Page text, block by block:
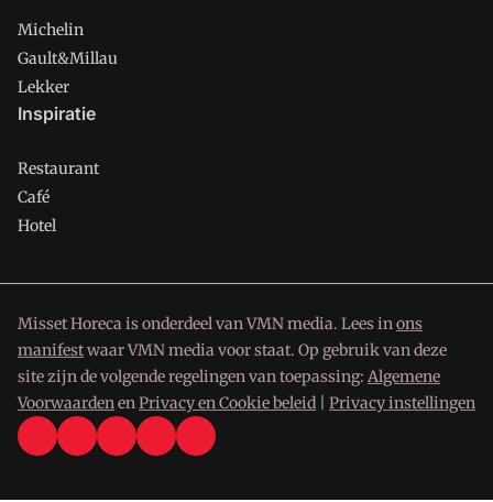
Michelin
Gault&Millau
Lekker
Inspiratie
Restaurant
Café
Hotel
Misset Horeca is onderdeel van VMN media. Lees inons
manifestwaar VMN media voor staat. Op gebruik van deze
site zijn de volgende regelingen van toepassing: Algemene
VoorwaardenenPrivacy en Cookie beleid Privacy instellingen